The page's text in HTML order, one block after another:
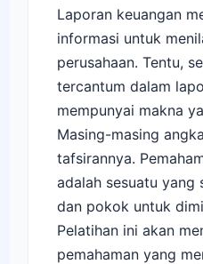
Laporan keuangan
informasi untuk
perusahaan. Tentu,
tercantum dalam
mempunyai makna
Masing-masing
tafsirannya.
adalah sesuatu yang
dan pokok untuk
Pelatihan ini akan
pemahaman yang